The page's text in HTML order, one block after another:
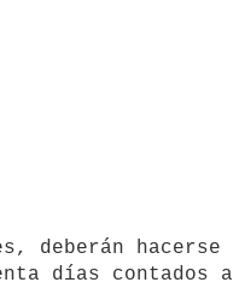
deberán hacerse
días contados a